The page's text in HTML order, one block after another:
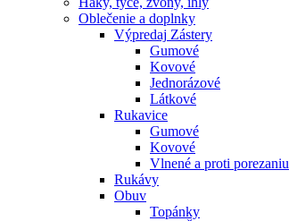
Oblečenie a doplnky
Výpredaj Zástery
Gumové
Kovové
Jednorázové
Látkové
Rukavice
Gumové
Kovové
Vlnené a proti porezaniu
Rukávy
Obuv
Topánky